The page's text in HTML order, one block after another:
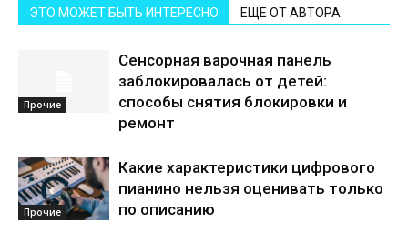
ЭТО МОЖЕТ БЫТЬ ИНТЕРЕСНО ЕЩЕ ОТ АВТОРА
Прочие
Сенсорная варочная панель
заблокировалась от детей:
способы снятия блокировки и
ремонт
Прочие
Какие характеристики цифрового
пианино нельзя оценивать только
по описанию